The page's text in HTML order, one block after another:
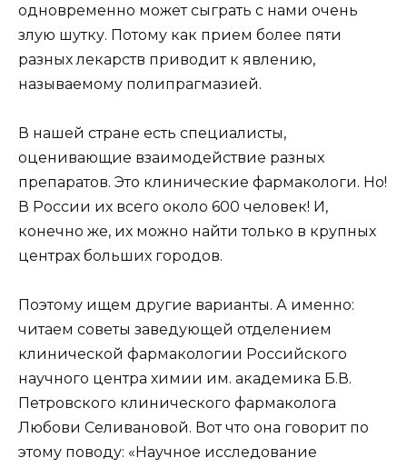
одновременно может сыграть с нами очень
злую шутку. Потому как прием более пяти
разных лекарств приводит к явлению,
называемому полипрагмазией.
В нашей стране есть специалисты,
оценивающие взаимодействие разных
препаратов. Это клинические фармакологи. Но!
В России их всего около 600 человек! И,
конечно же, их можно найти только в крупных
центрах больших городов.
Поэтому ищем другие варианты. А именно:
читаем советы заведующей отделением
клинической фармакологии Российского
научного центра химии им. академика Б.В.
Петровского клинического фармаколога
Любови Селивановой. Вот что она говорит по
этому поводу: «Научное исследование